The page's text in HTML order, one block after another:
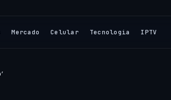
Mercado Celular Tecnologia IPTV